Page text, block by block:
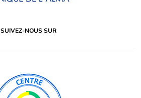
SUIVEZ-NOUS SUR